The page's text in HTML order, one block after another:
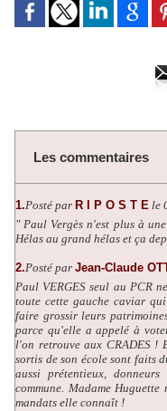
Les commentaires
1.Posté par R I P O S T E le
" Paul Vergès n'est plus à
Hélas au grand hélas et ça
2.Posté par Jean-Claude
Paul VERGES seul au PCR
toute cette gauche caviar
faire grossir leurs
parce qu'elle a appelé à
l'on retrouve aux CRADES !
sortis de son école sont faits
aussi prétentieux,
commune. Madame
mandats elle connaît !